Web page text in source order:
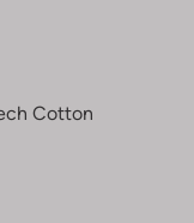
Cotton